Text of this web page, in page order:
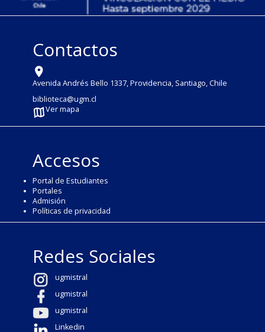
Contactos
Avenida Andrés Bello 1337, Providencia, Santiago, Chile
biblioteca@ugm.cl
Ver mapa
Accesos
Portal de Estudiantes
Portales
Admisión
Políticas de privacidad
Redes Sociales
ugmistral
ugmistral
ugmistral
Linkedin